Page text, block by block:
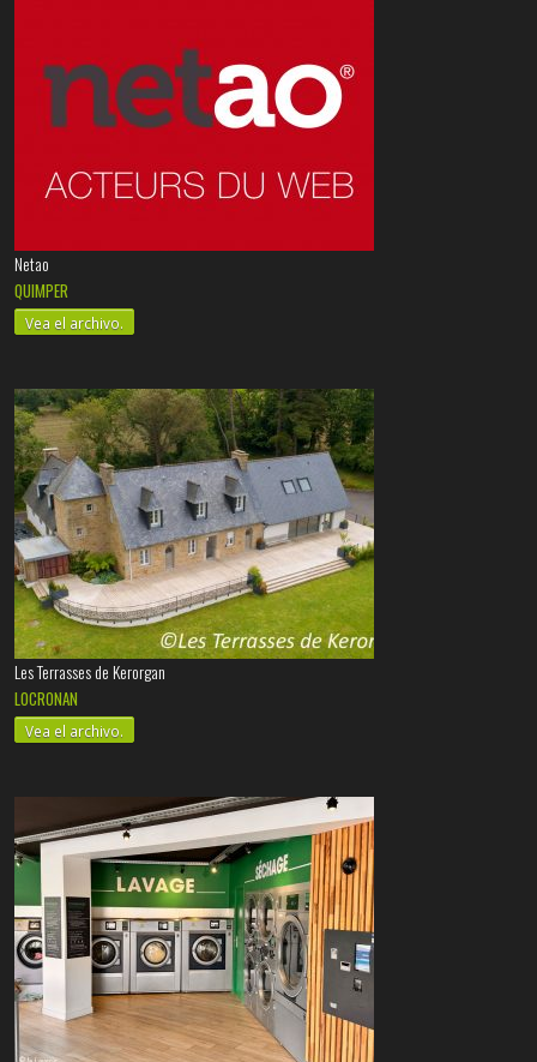
Netao
QUIMPER
Vea el archivo.
Les Terrasses de Kerorgan
LOCRONAN
Vea el archivo.